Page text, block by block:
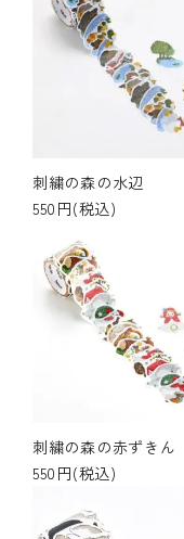
刺繍の森の水辺
550円(税込)
刺繍の森の赤ずきん
550円(税込)